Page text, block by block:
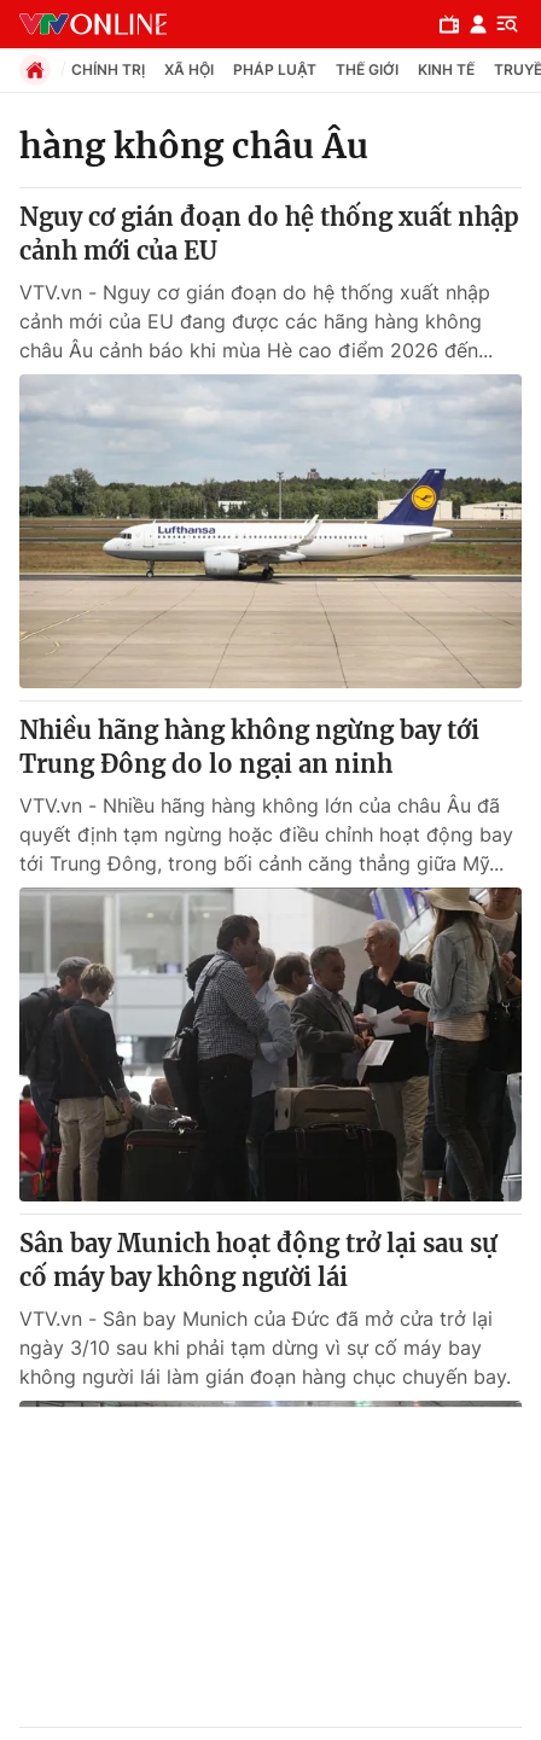
Chuyên mục
Chính trị
Xã hội
Pháp luật
Thế giới
Tin tức
Thế giới đó đây
Câu chuyện quốc tế
Kinh tế
Tài chính
Thị trường
Góc doanh nghiệp
Dữ liệu và đời sống
Truyền hình
Phim VTV
Hậu trường
Nhân vật
Khán giả
Giải sao mai
Giải trí
Điện ảnh
Âm nhạc
Sao
Đời sống
Du lịch
Làm đẹp
Chất lượng cuộc sống
Tuyển sinh
Học trực tuyến
Công nghệ
Hitech Công nghệ tương lai
Sản phẩm
Thị trường
Tư vấn
Giao lưu trực tuyến
Lịch phát sóng
Chuyên mục khác
Emagazine Podcast
Photo Infographic
CHÍNH TRỊ XÃ HỘI PHÁP LUẬT THẾ GIỚI KINH TẾ
hàng không châu Âu
Nguy cơ gián đoạn do hệ thống xuất nhập
cảnh mới của EU
VTV.vn - Nguy cơ gián đoạn do hệ thống xuất nhập
cảnh mới của EU đang được các hãng hàng không
châu Âu cảnh báo khi mùa Hè cao điểm 2026 đến...
Nhiều hãng hàng không ngừng bay tới
Trung Đông do lo ngại an ninh
VTV.vn - Nhiều hãng hàng không lớn của châu Âu đã
quyết định tạm ngừng hoặc điều chỉnh hoạt động bay
tới Trung Đông, trong bối cảnh căng thẳng giữa Mỹ...
Sân bay Munich hoạt động trở lại sau sự
cố máy bay không người lái
VTV.vn - Sân bay Munich của Đức đã mở cửa trở lại
ngày 3/10 sau khi phải tạm dừng vì sự cố máy bay
không người lái làm gián đoạn hàng chục chuyến bay.